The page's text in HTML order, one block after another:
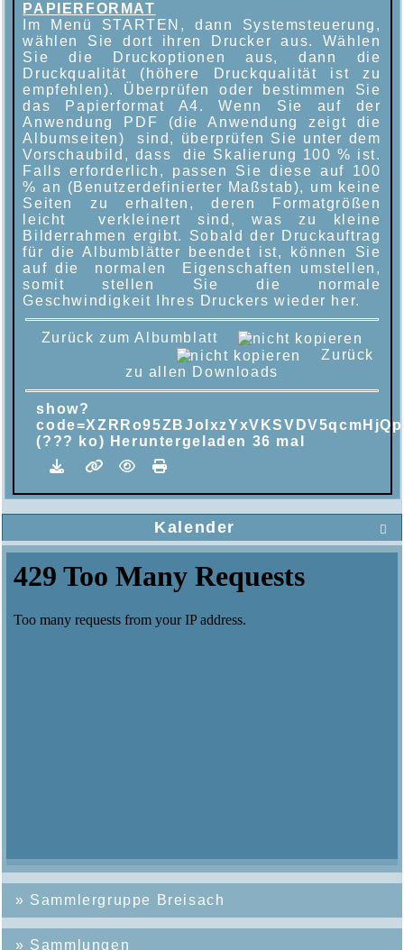

Kalender
» Sammlergruppe Breisach
» Sammlungen
PAPIERFORMAT
Im Menü STARTEN, dann Systemsteuerung,
wählen Sie dort ihren Drucker aus. Wählen
Sie die Druckoptionen aus, dann die
Druckqualität (höhere Druckqualität ist zu
empfehlen). Überprüfen oder bestimmen Sie
das Papierformat A4. Wenn Sie auf der
Anwendung PDF (die Anwendung zeigt die
Albumseiten) sind, überprüfen Sie unter dem
Vorschaubild, dass die Skalierung 100 % ist.
Falls erforderlich, passen Sie diese auf 100
% an (Benutzerdefinierter Maßstab), um keine
Seiten zu erhalten, deren Formatgrößen
leicht verkleinert sind, was zu kleine
Bilderrahmen ergibt. Sobald der Druckauftrag
für die Albumblätter beendet ist, können Sie
auf die normalen Eigenschaften umstellen,
somit stellen Sie die normale
Geschwindigkeit Ihres Druckers wieder her.
Zurück zum Albumblatt
Zurück
zu allen Downloads
show?
(??? ko) Heruntergeladen 36 mal